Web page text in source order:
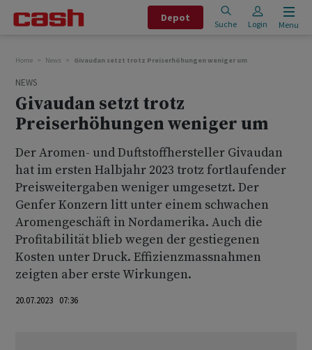
Depot
Suche Login Menu
Home News Givaudan setzt trotz Preiserhöhungen weniger um
NEWS
Givaudan setzt trotz
Preiserhöhungen weniger um
Der Aromen- und Duftstoffhersteller Givaudan
hat im ersten Halbjahr 2023 trotz fortlaufender
Preisweitergaben weniger umgesetzt. Der
Genfer Konzern litt unter einem schwachen
Aromengeschäft in Nordamerika. Auch die
Profitabilität blieb wegen der gestiegenen
Kosten unter Druck. Effizienzmassnahmen
zeigten aber erste Wirkungen.
20.07.2023 07:36